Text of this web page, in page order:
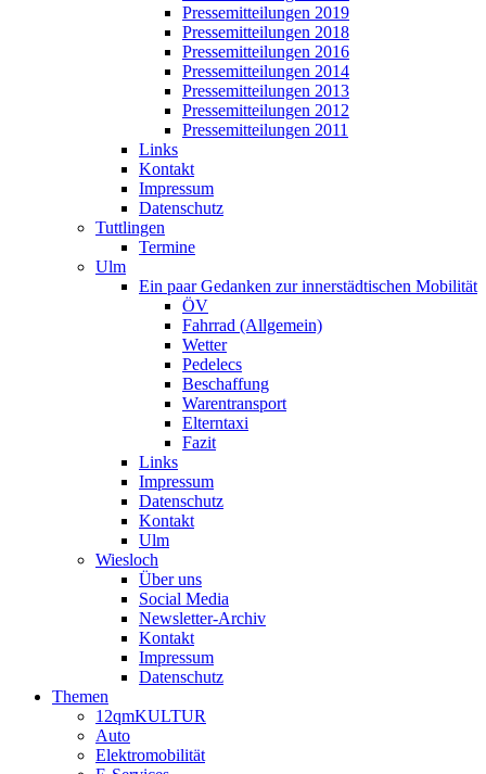
Pressemitteilungen 2019
Pressemitteilungen 2018
Pressemitteilungen 2016
Pressemitteilungen 2014
Pressemitteilungen 2013
Pressemitteilungen 2012
Pressemitteilungen 2011
Links
Kontakt
Impressum
Datenschutz
Tuttlingen
Termine
Ulm
Ein paar Gedanken zur innerstädtischen Mobilität
ÖV
Fahrrad (Allgemein)
Wetter
Pedelecs
Beschaffung
Warentransport
Elterntaxi
Fazit
Links
Impressum
Datenschutz
Kontakt
Ulm
Wiesloch
Über uns
Social Media
Newsletter-Archiv
Kontakt
Impressum
Datenschutz
Themen
12qmKULTUR
Auto
Elektromobilität